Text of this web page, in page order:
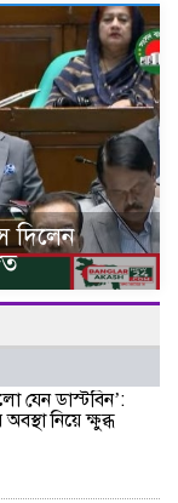
দিলেন
যেন ডাস্টবিন’:
নিয়ে ক্ষুব্ধ